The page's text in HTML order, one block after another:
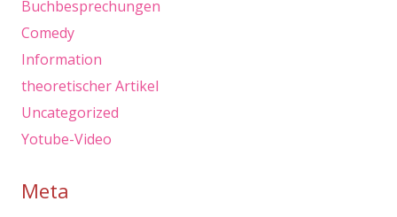
Buchbesprechungen
Comedy
Information
theoretischer Artikel
Uncategorized
Yotube-Video
Meta